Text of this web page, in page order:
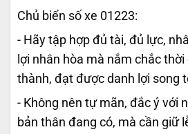
Chủ biển số xe 01223:
- Hãy tập hợp đủ tài, đủ lực,
lợi nhân hòa mà nắm chắc
thành, đạt được danh lợi song
- Không nên tự mãn, đắc ý với
bản thân đang có, mà cần giữ